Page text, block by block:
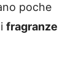
poche
fragranze